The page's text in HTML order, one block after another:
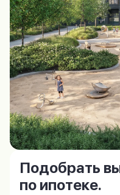
Подобрать
по ипотеке.